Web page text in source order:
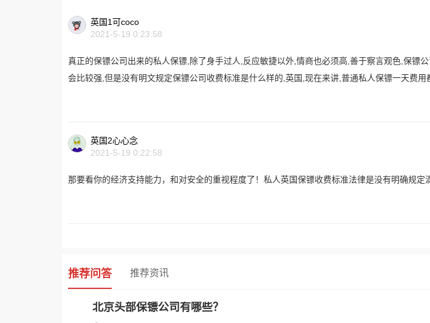
英国1可coco
2021-5-19 0:23:58
真正的保镖公司出来的私人保镖,除了身手过人,反应敏捷以外,情商也必须高,善于察言观色,保镖
会比较强,但是没有明文规定保镖公司收费标准是什么样的,英国,现在来讲,普通私人保镖一天费用
英国2心心念
2021-5-19 0:22:58
那要看你的经济支持能力，和对安全的重视程度了！私人英国保镖收费标准法律是没有明确规定
推荐问答 推荐资讯
北京头部保镖公司有哪些？